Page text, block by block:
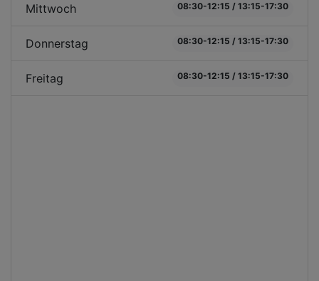
Mittwoch 08:30-12:15 / 13:15-17:30
Donnerstag 08:30-12:15 / 13:15-17:30
Freitag 08:30-12:15 / 13:15-17:30